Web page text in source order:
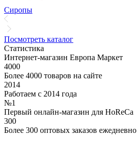
Сиропы
Посмотреть каталог
Статистика
Интернет-магазин Европа Маркет
4000
Более 4000 товаров на сайте
2014
Работаем с 2014 года
№1
Первый онлайн-магазин для HoReCa
300
Более 300 оптовых заказов ежедневно